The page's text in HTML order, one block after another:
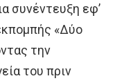
συνέντευξη εφ’
«Δύο
την
του πριν